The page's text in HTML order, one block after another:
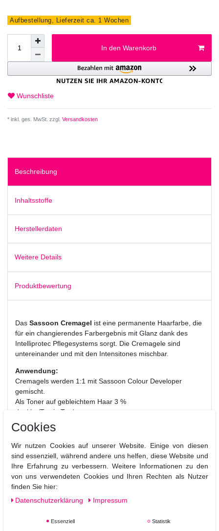
Aufbestellung, Lieferzeit ca. 1 Wochen
In den Warenkorb
Wunschliste
* inkl. ges. MwSt. zzgl. Versandkosten
Beschreibung
Inhaltsstoffe
Herstellerdaten
Weitere Details
Produktbewertung
Das Sassoon Cremagel ist eine permanente Haarfarbe, die
für ein changierendes Farbergebnis mit Glanz dank des
Intelliprotec Pflegesystems sorgt. Die Cremagele sind
untereinander und mit den Intensitones mischbar.
Anwendung:
Cremagels werden 1:1 mit Sassoon Colour Developer
gemischt.
Als Toner auf gebleichtem Haar 3 %
dunkler/Ton in Ton/
1 Tonstufe heller 6 %
2 Tonstufen heller 9 %
3 Tonstufen heller 12 %
Die Einwirkzeit beträgt 30-45 Minuten.
Es wird empfohlen die Farbe ohne Wärme einwirken zu
lassen.
Cookies
Wir nutzen Cookies auf unserer Website. Einige von diesen
sind essenziell, während andere uns helfen, diese Website und
Ihre Erfahrung zu verbessern. Weitere Informationen zu den
von uns verwendeten Cookies und Ihren Rechten als Nutzer
finden Sie hier:
Daten­schutz­erklärung
Impressum
Essenziell Statistik